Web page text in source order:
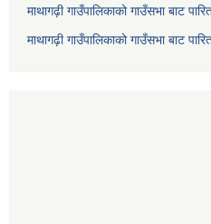
माथागढ़ी गाउँपालिकाको गाउँसभा बाट
माथागढ़ी गाउँपालिकाको गाउँसभा बाट